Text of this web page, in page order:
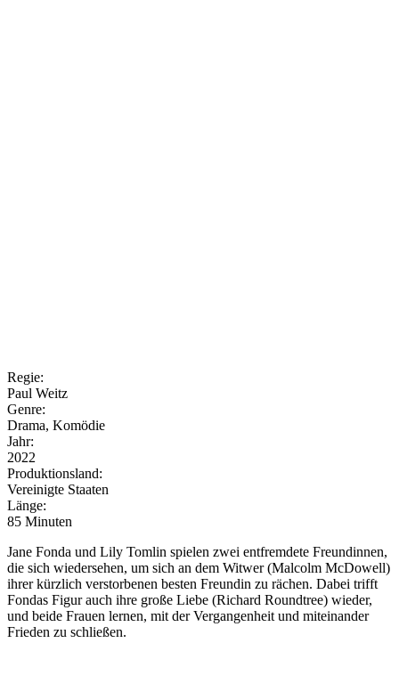
Regie:
Paul Weitz
Genre:
Drama, Komödie
Jahr:
2022
Produktionsland:
Vereinigte Staaten
Länge:
85 Minuten
Jane Fonda und Lily Tomlin spielen zwei entfremdete Freundinnen,
die sich wiedersehen, um sich an dem Witwer (Malcolm McDowell)
ihrer kürzlich verstorbenen besten Freundin zu rächen. Dabei trifft
Fondas Figur auch ihre große Liebe (Richard Roundtree) wieder,
und beide Frauen lernen, mit der Vergangenheit und miteinander
Frieden zu schließen.